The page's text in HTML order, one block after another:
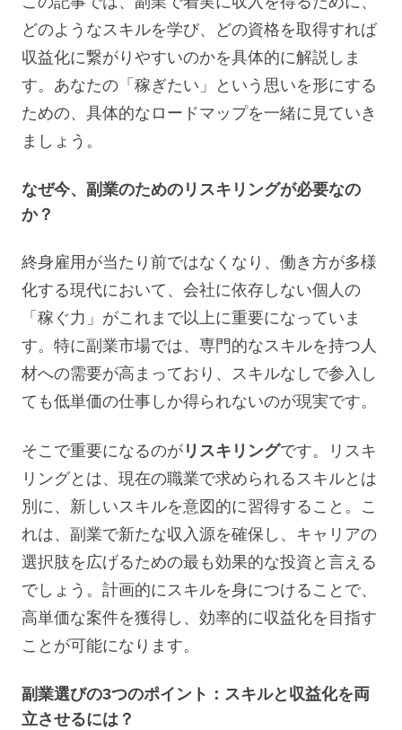
どのようなスキルを学び、どの資格を取得すれば
収益化に繋がりやすいのかを具体的に解説しま
す。あなたの「稼ぎたい」という思いを形にする
ための、具体的なロードマップを一緒に見ていき
ましょう。
なぜ今、副業のためのリスキリングが必要なの
か？
終身雇用が当たり前ではなくなり、働き方が多様
化する現代において、会社に依存しない個人の
「稼ぐ力」がこれまで以上に重要になっていま
す。特に副業市場では、専門的なスキルを持つ人
材への需要が高まっており、スキルなしで参入し
ても低単価の仕事しか得られないのが現実です。
そこで重要になるのが リスキリングです。リスキ
リングとは、現在の職業で求められるスキルとは
別に、新しいスキルを意図的に習得すること。こ
れは、副業で新たな収入源を確保し、キャリアの
選択肢を広げるための最も効果的な投資と言える
でしょう。計画的にスキルを身につけることで、
高単価な案件を獲得し、効率的に収益化を目指す
ことが可能になります。
副業選びの3つのポイント：スキルと収益化を両
立させるには？